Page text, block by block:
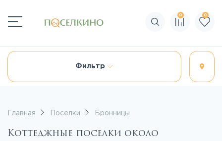
Поиск по сайту
0 0
Фильтр
Главная Поселки Бронницы
Коттеджные поселки около